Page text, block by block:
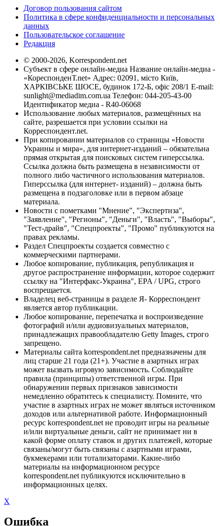
Договор пользования сайтом
Политика в сфере конфиденциальности и персональных
данных
Пользовательское соглашение
Редакция
© 2000-2026, Korrespondent.net
Субъект в сфере онлайн-медиа Название онлайн-медиа -
«КореспонденТ.net» Адрес: 02091, місто Київ,
ХАРКІВСЬКЕ ШОСЕ, будинок 172-Б, офіс 208/1 E-mail:
sunlight@mediadim.com.ua Телефон: 044-205-43-00
Идентификатор медиа - R40-06068
Использование любых материалов, размещённых на
сайте, разрешается при условии ссылки на
Корреспондент.net.
При копировании материалов со страницы «Новости
Украины и мира», для интернет-изданий – обязательна
прямая открытая для поисковых систем гиперссылка.
Ссылка должна быть размещена в независимости от
полного либо частичного использования материалов.
Гиперссылка (для интернет- изданий) – должна быть
размещена в подзаголовке или в первом абзаце
материала.
Новости с пометками "Мнение", "Экспертиза",
"Заявление", "Регионы", "Деньги", "Власть", "Выборы",
"Тест-драйв", "Спецпроекты", "Промо" публикуются на
правах рекламы.
Раздел Спецпроекты создается совместно с
коммерческими партнерами.
Любое копирование, публикация, републикация и
другое распространение информации, которое содержит
ссылку на "Интерфакс-Украина", EPA / UPG, строго
воспрещается.
Владелец веб-страницы в разделе Я- Корреспондент
является автор публикации.
Любое копирование, перепечатка и воспроизведение
фотографий и/или аудиовизуальных материалов,
принадлежащих правообладателю Getty Images, строго
запрещено.
Материалы сайта korrespondent.net предназначены для
лиц старше 21 года (21+). Участие в азартных играх
может вызвать игровую зависимость. Соблюдайте
правила (принципы) ответственной игры. При
обнаружении первых признаков зависимости
немедленно обратитесь к специалисту. Помните, что
участие в азартных играх не может являться источником
доходов или альтернативой работе. Информационный
ресурс korrespondent.net не проводит игры на реальные
и/или виртуальные деньги, сайт не принимает ни в
какой форме оплату ставок и других платежей, которые
связаны/могут быть связаны с азартными играми,
букмекерами или тотализаторами. Какие-либо
материалы на информационном ресурсе
korrespondent.net публикуются исключительно в
информационных целях.
X
Ошибка